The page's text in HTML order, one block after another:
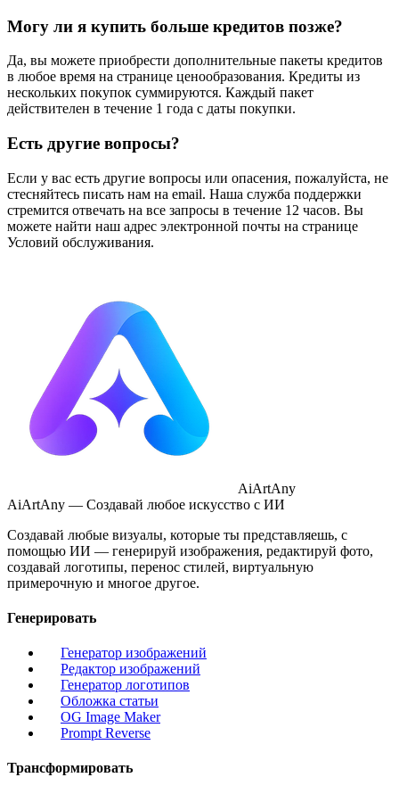
Могу ли я купить больше кредитов позже?
Да, вы можете приобрести дополнительные пакеты кредитов
в любое время на странице ценообразования. Кредиты из
нескольких покупок суммируются. Каждый пакет
действителен в течение 1 года с даты покупки.
Есть другие вопросы?
Если у вас есть другие вопросы или опасения, пожалуйста, не
стесняйтесь писать нам на email. Наша служба поддержки
стремится отвечать на все запросы в течение 12 часов. Вы
можете найти наш адрес электронной почты на странице
Условий обслуживания.
AiArtAny
AiArtAny — Создавай любое искусство с ИИ
Создавай любые визуалы, которые ты представляешь, с
помощью ИИ — генерируй изображения, редактируй фото,
создавай логотипы, перенос стилей, виртуальную
примерочную и многое другое.
Генерировать
Генератор изображений
Редактор изображений
Генератор логотипов
Обложка статьи
OG Image Maker
Prompt Reverse
Трансформировать